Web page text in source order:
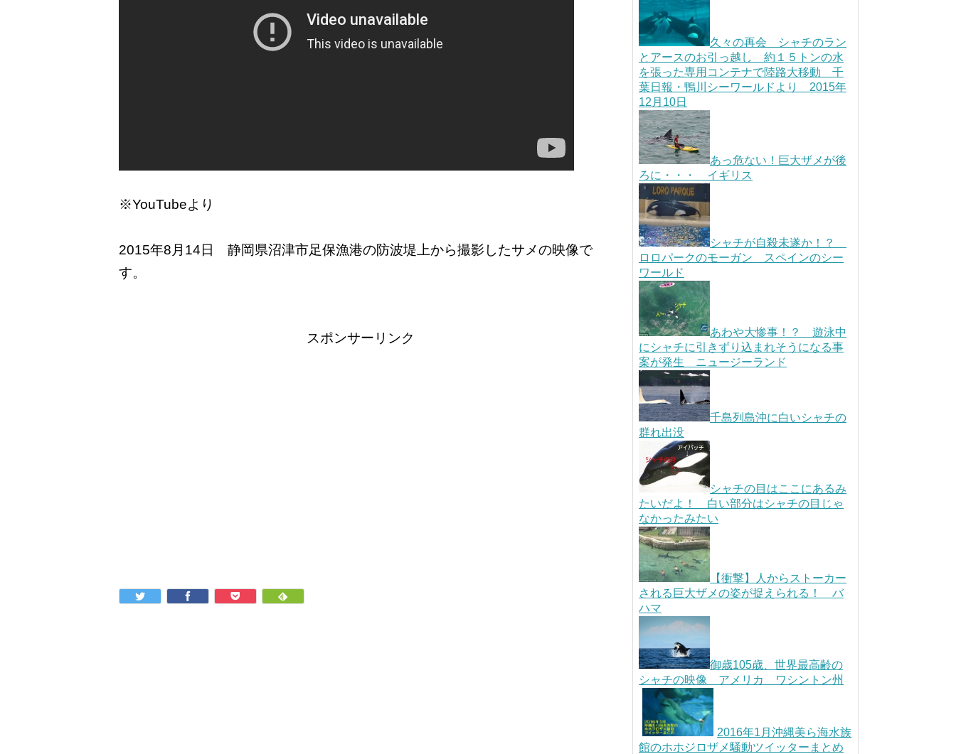
※YouTubeより
2015年8月14日 静岡県沼津市足保漁港の防波堤上から撮影したサメの映像で
す。
スポンサーリンク
久々の再会 シャチのラン
とアースのお引っ越し 約１５トンの水
を張った専用コンテナで陸路大移動 千
葉日報・鴨川シーワールドより 2015年
12月10日
あっ危ない！巨大ザメが後
ろに・・・ イギリス
シャチが自殺未遂か！？
ロロパークのモーガン スペインのシー
ワールド
あわや大惨事！？ 遊泳中
にシャチに引きずり込まれそうになる事
案が発生 ニュージーランド
千島列島沖に白いシャチの
群れ出没
シャチの目はここにあるみ
たいだよ！ 白い部分はシャチの目じゃ
なかったみたい
【衝撃】人からストーカー
される巨大ザメの姿が捉えられる！ バ
ハマ
御歳105歳、世界最高齢の
シャチの映像 アメリカ ワシントン州
2016年1月沖縄美ら海水族
館のホホジロザメ騒動ツイッターまとめ